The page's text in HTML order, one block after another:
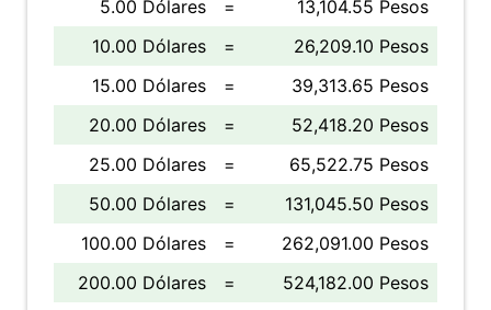
5.00 Dólares
=
13,104.55 Pesos
10.00 Dólares
=
26,209.10 Pesos
15.00 Dólares
=
39,313.65 Pesos
20.00 Dólares
=
52,418.20 Pesos
25.00 Dólares
=
65,522.75 Pesos
50.00 Dólares
=
131,045.50 Pesos
100.00 Dólares
=
262,091.00 Pesos
200.00 Dólares
=
524,182.00 Pesos